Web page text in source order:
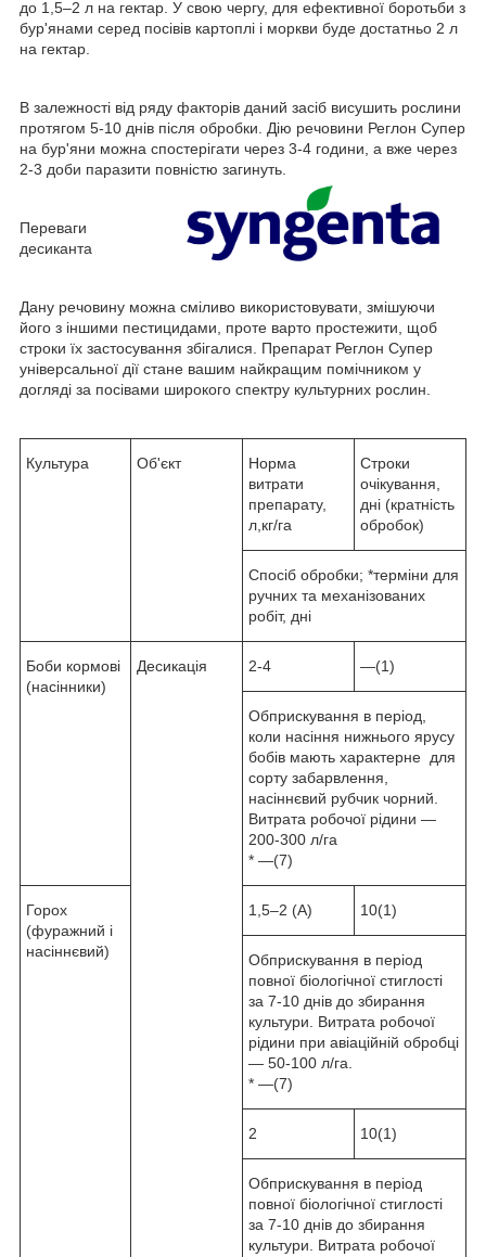
до 1,5–2 л на гектар. У свою чергу, для ефективної боротьби з
бур'янами серед посівів картоплі і моркви буде достатньо 2 л
на гектар.
В залежності від ряду факторів даний засіб висушить рослини
протягом 5-10 днів після обробки. Дію речовини Реглон Супер
на бур'яни можна спостерігати через 3-4 години, а вже через
2-3 доби паразити повністю загинуть.
Переваги
десиканта
Дану речовину можна сміливо використовувати, змішуючи
його з іншими пестицидами, проте варто простежити, щоб
строки їх застосування збігалися. Препарат Реглон Супер
універсальної дії стане вашим найкращим помічником у
догляді за посівами широкого спектру культурних рослин.
Культура Об'єкт
Норма
витрати
препарату,
л,кг/га
Строки
очікування,
дні (кратність
обробок)
Спосіб обробки; *терміни для
ручних та механізованих
робіт, дні
Боби кормові
(насінники)
Десикація 2-4 —(1)
Обприскування в період,
коли насіння нижнього ярусу
бобів мають характерне для
сорту забарвлення,
насіннєвий рубчик чорний.
Витрата робочої рідини —
200-300 л/га
* —(7)
Горох
(фуражний і
насіннєвий)
1,5–2 (А) 10(1)
Обприскування в період
повної біологічної стиглості
за 7-10 днів до збирання
культури. Витрата робочої
рідини при авіаційній обробці
— 50-100 л/га.
* —(7)
2 10(1)
Обприскування в період
повної біологічної стиглості
за 7-10 днів до збирання
культури. Витрата робочої